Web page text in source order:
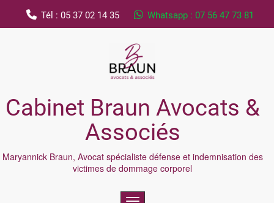
Tél : 05 37 02 14 35 Whatsapp : 07 56 47 73 81
Cabinet Braun Avocats &
Associés
Maryannick Braun, Avocat spécialiste défense et indemnisation des
victimes de dommage corporel